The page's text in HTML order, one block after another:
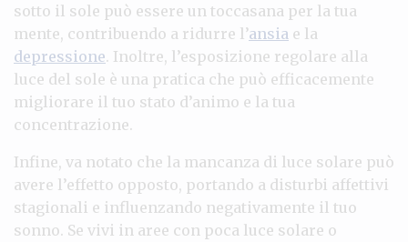
sotto il sole può essere un toccasana per la tua
mente, contribuendo a ridurre l’ansia e la
depressione. Inoltre, l’esposizione regolare alla
luce del sole è una pratica che può efficacemente
migliorare il tuo stato d’animo e la tua
concentrazione.
Infine, va notato che la mancanza di luce solare può
avere l’effetto opposto, portando a disturbi affettivi
stagionali e influenzando negativamente il tuo
sonno. Se vivi in aree con poca luce solare o